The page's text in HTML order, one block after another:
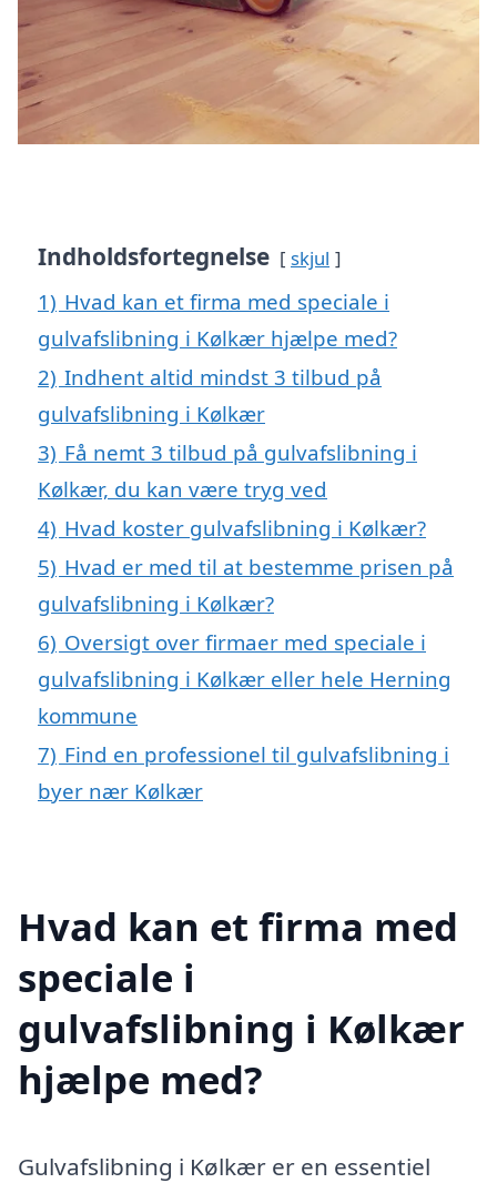
Indholdsfortegnelse skjul
1) Hvad kan et firma med speciale i
gulvafslibning i Kølkær hjælpe med?
2) Indhent altid mindst 3 tilbud på
gulvafslibning i Kølkær
3) Få nemt 3 tilbud på gulvafslibning i
Kølkær, du kan være tryg ved
4) Hvad koster gulvafslibning i Kølkær?
5) Hvad er med til at bestemme prisen på
gulvafslibning i Kølkær?
6) Oversigt over firmaer med speciale i
gulvafslibning i Kølkær eller hele Herning
kommune
7) Find en professionel til gulvafslibning i
byer nær Kølkær
Hvad kan et firma med
speciale i
gulvafslibning i Kølkær
hjælpe med?
Gulvafslibning i Kølkær er en essentiel